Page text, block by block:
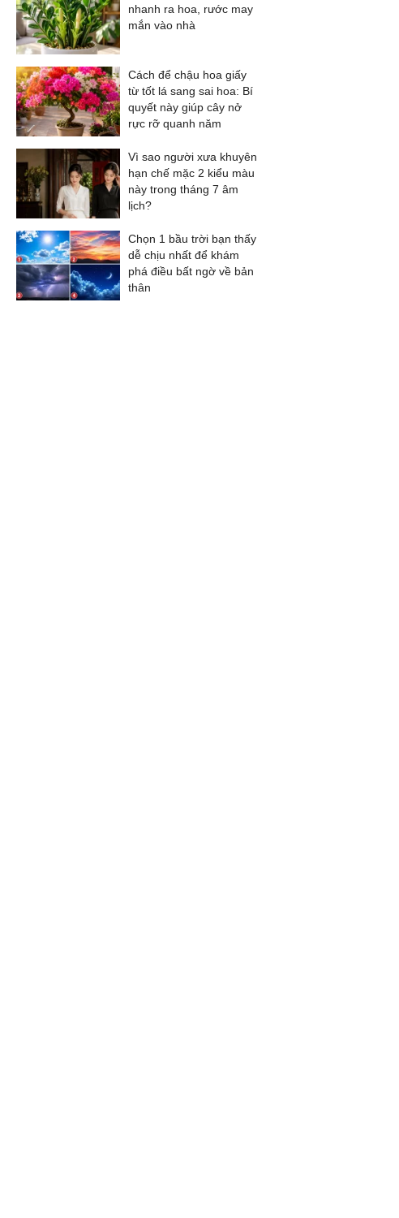
nhanh ra hoa, rước may
mắn vào nhà
Cách để chậu hoa giấy
từ tốt lá sang sai hoa: Bí
quyết này giúp cây nở
rực rỡ quanh năm
Vì sao người xưa khuyên
hạn chế mặc 2 kiểu màu
này trong tháng 7 âm
lịch?
Chọn 1 bầu trời bạn thấy
dễ chịu nhất để khám
phá điều bất ngờ về bản
thân